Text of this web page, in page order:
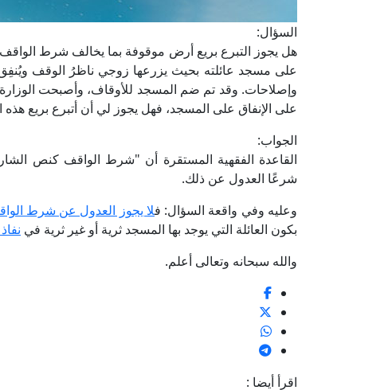
السؤال:
هل يجوز التبرع بريع أرض موقوفة بما يخالف شرط
على مسجد عائلته بحيث يزرعها زوجي ناظرُ الوقف
وإصلاحات. وقد تم ضم المسجد للأوقاف، وأصبحت الوزارة
على الإنفاق على المسجد، فهل يجوز لي أن أتبرع بريع
الجواب:
القاعدة الفقهية المستقرة أن "شرط الواقف كنص
شرعًا العدول عن ذلك.
وعليه وفي واقعة السؤال: فلا يجوز العدول عن شرط
بكون العائلة التي يوجد بها المسجد ثرية أو غير ثرية في
والله سبحانه وتعالى أعلم.
اقرأ أيضا :